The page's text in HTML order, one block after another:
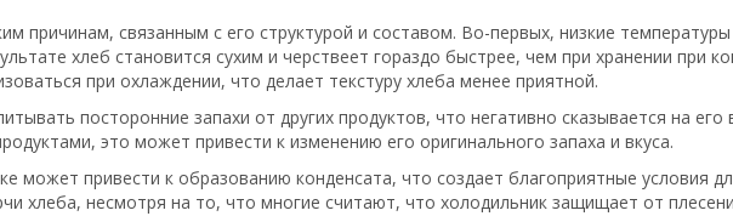
причинам, связанным с его структурой и составом. Во-первых, низкие
хлеб становится сухим и черствеет гораздо быстрее, чем при хранении при
при охлаждении, что делает текстуру хлеба менее приятной.
посторонние запахи от других продуктов, что негативно сказывается на
это может привести к изменению его оригинального запаха и вкуса.
может привести к образованию конденсата, что создает благоприятные условия
хлеба, несмотря на то, что многие считают, что холодильник защищает от